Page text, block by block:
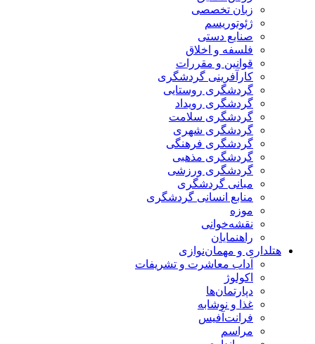
زبان تخصصی
ژئوتوریسم
صنایع دستی
فلسفه و اخلاق
قوانین و مقررات
کارآفرینی گردشگری
گردشگری روستایی
گردشگری رویداد
گردشگری سلامت
گردشگری شهری
گردشگری فرهنگی
گردشگری مذهبی
گردشگری ورزشی
مبانی گردشگری
منابع انسانی گردشگری
موزه
نقشه‌خوانی
راهنمایان
هتلداری و مهمان‌نوازی
آداب معاشرت و تشریفات
اکولوژ
دپارتمان‌ها
غذا و نوشابه
فرانت‌آفیس
مراسم